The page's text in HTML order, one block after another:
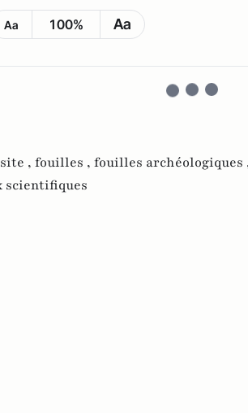
Aa 100% Aa
site , fouilles , fouilles archéologiques
scientifiques